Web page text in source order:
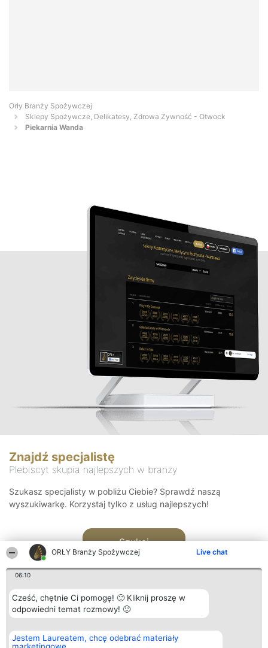
ORŁY Branży Spożywczej Live chat
06:10
Cześć, chętnie Ci pomogę! 🙂 Kliknij proszę w
odpowiedni temat rozmowy! 🙂
Jestem Laureatem, chcę odebrać materiały
Orły Branży Spożywczej
Sklepy Spożywcze, Delikatesy, Zdrowa Żywność - Otwock
Piekarnia Wanda
Znajdź specjalistę
Plebiscyt skupia najlepszych w branży
Szukasz specjalisty w pobliżu Ciebie? Sprawdź naszą
wyszukiwarkę. Korzystaj tylko z usług najlepszych!
Szukaj
Organizator plebiscytu
Bright Side Solutions sp. z o.
Plebiscyt
Laureaci
Kontakt
Kontakt